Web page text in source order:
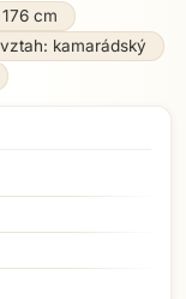
176 cm
kamarádský